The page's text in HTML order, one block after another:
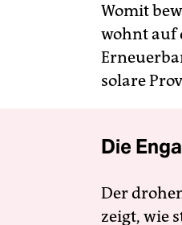
Womit
wohnt auf
solare
Die
Der
zeigt, wie